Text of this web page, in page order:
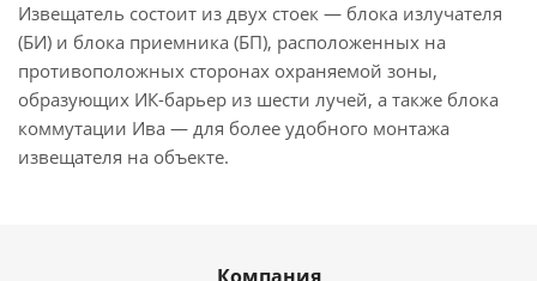
Извещатель состоит из двух стоек — блока излучателя
(БИ) и блока приемника (БП), расположенных на
противоположных сторонах охраняемой зоны,
образующих ИК-барьер из шести лучей, а также блока
коммутации Ива — для более удобного монтажа
извещателя на объекте.